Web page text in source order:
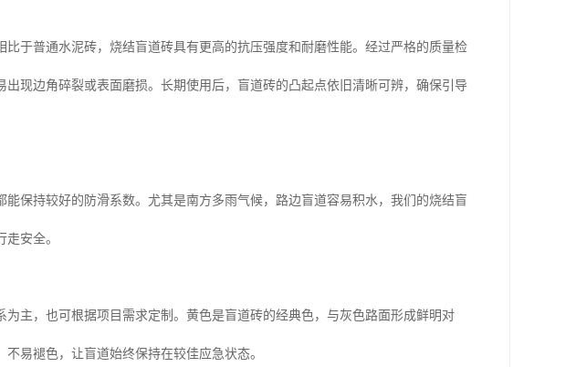
于普通水泥砖，烧结盲道砖具有更高的抗压强度和耐磨性能。经过严格的质量检
现边角碎裂或表面磨损。长期使用后，盲道砖的凸起点依旧清晰可辨，确保引导
保持较好的防滑系数。尤其是南方多雨气候，路边盲道容易积水，我们的烧结盲
安全。
主，也可根据项目需求定制。黄色是盲道砖的经典色，与灰色路面形成鲜明对
易褪色，让盲道始终保持在较佳应急状态。